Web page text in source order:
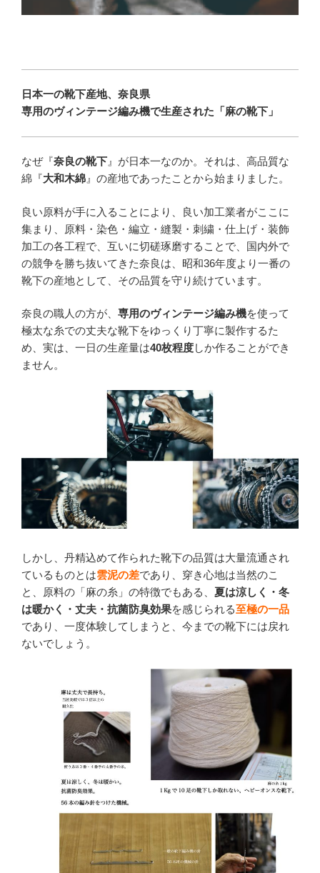
日本一の靴下産地、奈良県
専用のヴィンテージ編み機で生産された「麻の靴下」
なぜ『奈良の靴下 』が日本一なのか。それは、高品質な
綿『大和木綿 』の産地であったことから始まりました。
良い原料が手に入ることにより、良い加工業者がここに
集まり、原料・染色・編立・縫製・刺繍・仕上げ・装飾
加工の各工程で、互いに切磋琢磨することで、国内外で
の競争を勝ち抜いてきた奈良は、昭和36年度より一番の
靴下の産地として、その品質を守り続けています。
奈良の職人の方が、 専用のヴィンテージ編み機を使って
極太な糸での丈夫な靴下をゆっくり丁寧に製作するた
め、実は、一日の生産量は40枚程度しか作ることができ
ません。
しかし、丹精込めて作られた靴下の品質は大量流通され
ているものとは雲泥の差であり、穿き心地は当然のこ
と、原料の「麻の糸」の特徴でもある、 夏は涼しく・冬
は暖かく・丈夫・抗菌防臭効果を感じられる至極の一品
であり、一度体験してしまうと、今までの靴下には戻れ
ないでしょう。